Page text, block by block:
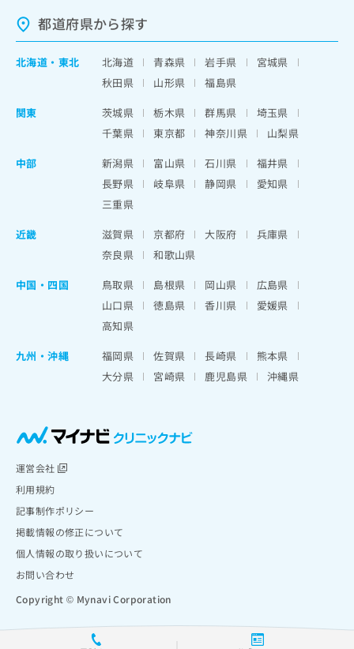
都道府県から探す
北海道 ・ 東北 北海道 青森県 岩手県
宮城県
秋田県
山形県
福島県
関東
茨城県 栃木県 群馬県
埼玉県
千葉県
東京都 神奈川県
山梨県
中部
新潟県 富山県 石川県
福井県
長野県
岐阜県 静岡県
愛知県
三重県
近畿
滋賀県 京都府 大阪府
兵庫県
奈良県
和歌山県
中国・四国
鳥取県 島根県 岡山県
広島県
山口県
徳島県 香川県
愛媛県
高知県
九州・沖縄
福岡県 佐賀県 長崎県
熊本県
大分県
宮崎県 鹿児島県 沖縄県
運営会社
利用規約
記事制作ポリシー
掲載情報の修正について
個人情報の取り扱いについて
お問い合わせ
Copyright © Mynavi Corporation